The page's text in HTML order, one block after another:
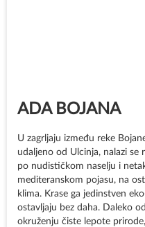
ADA BOJANA
U zagrljaju između reke
udaljeno od Ulcinja, nalazi se
po nudističkom naselju i
mediteranskom pojasu, na
klima. Krase ga jedinstven
ostavljaju bez daha. Daleko
okruženju čiste lepote